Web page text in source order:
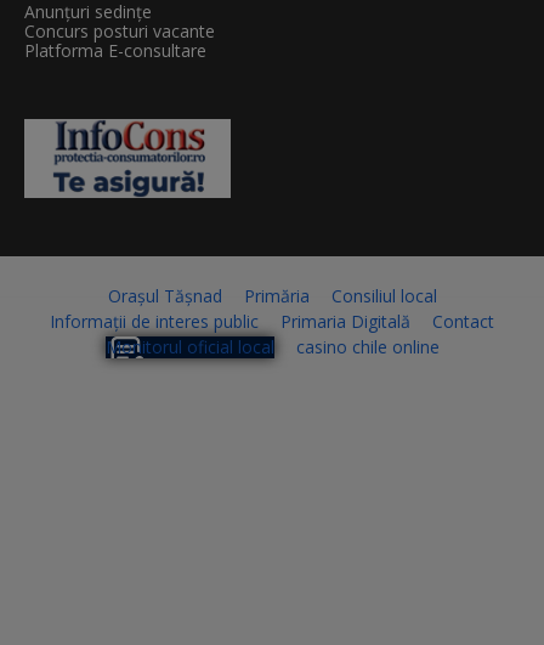
Anunțuri sedințe
Concurs posturi vacante
Platforma E-consultare
Orașul Tășnad Primăria
Consiliul local
Informații de interes public
Primaria Digitală
Contact
Monitorul oficial local
casino chile online